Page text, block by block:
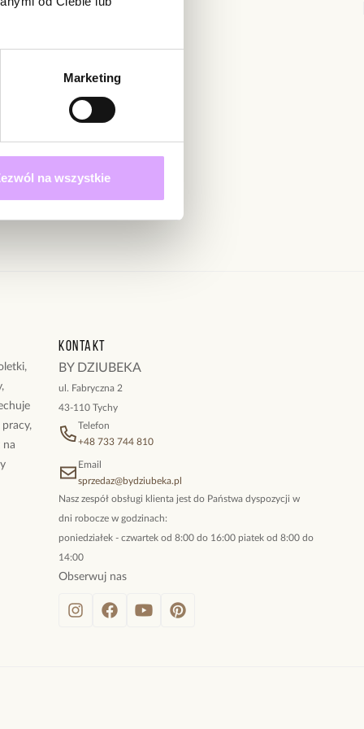
Marketing
na wszystkie
3
opinie mogą dodawać tylko osoby, które zakupiły
Data dodania:
Zapisz się
określonych w
na
Kontakt
BY DZIUBEKA
ul. Fabryczna 2
43-110 Tychy
Telefon
+48 733 744 810
Email
sprzedaz@bydziubeka.pl
Nasz zespół obsługi klienta jest do Państwa dyspozycji w
dni robocze w godzinach:
poniedziałek - czwartek od 8:00 do 16:00 piatek od 8:00 do
14:00
Obserwuj nas